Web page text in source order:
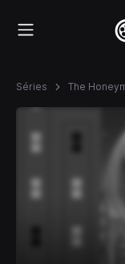
Séries The